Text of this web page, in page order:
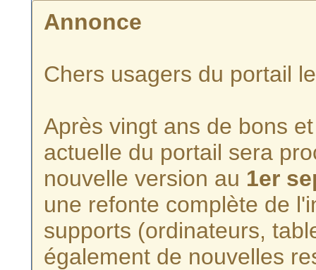
Annonce
Chers usagers du portail
Après vingt ans de bons
actuelle du portail sera
nouvelle version au 1er
une refonte complète de
supports (ordinateurs,
également de nouvelles